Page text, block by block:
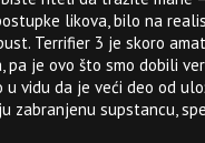
likova, bilo na
Terrifier 3 je skoro
pa je ovo što smo dobili
u vidu da je veći deo od
zabranjenu supstancu,